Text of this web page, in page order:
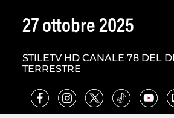
27 ottobre 2025
STILETV HD CANALE 78 DEL
TERRESTRE